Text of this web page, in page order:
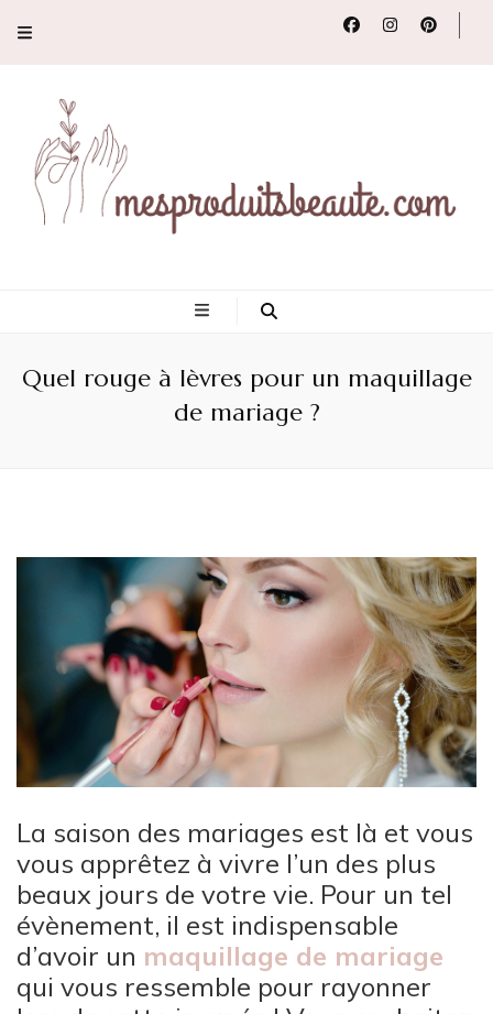
et revues de
produits beauté
Quel rouge à lèvres pour un maquillage
de mariage ?
La saison des mariages est là et vous
vous apprêtez à vivre l’un des plus
beaux jours de votre vie. Pour un tel
évènement, il est indispensable
d’avoir un maquillage de mariage
qui vous ressemble pour rayonner